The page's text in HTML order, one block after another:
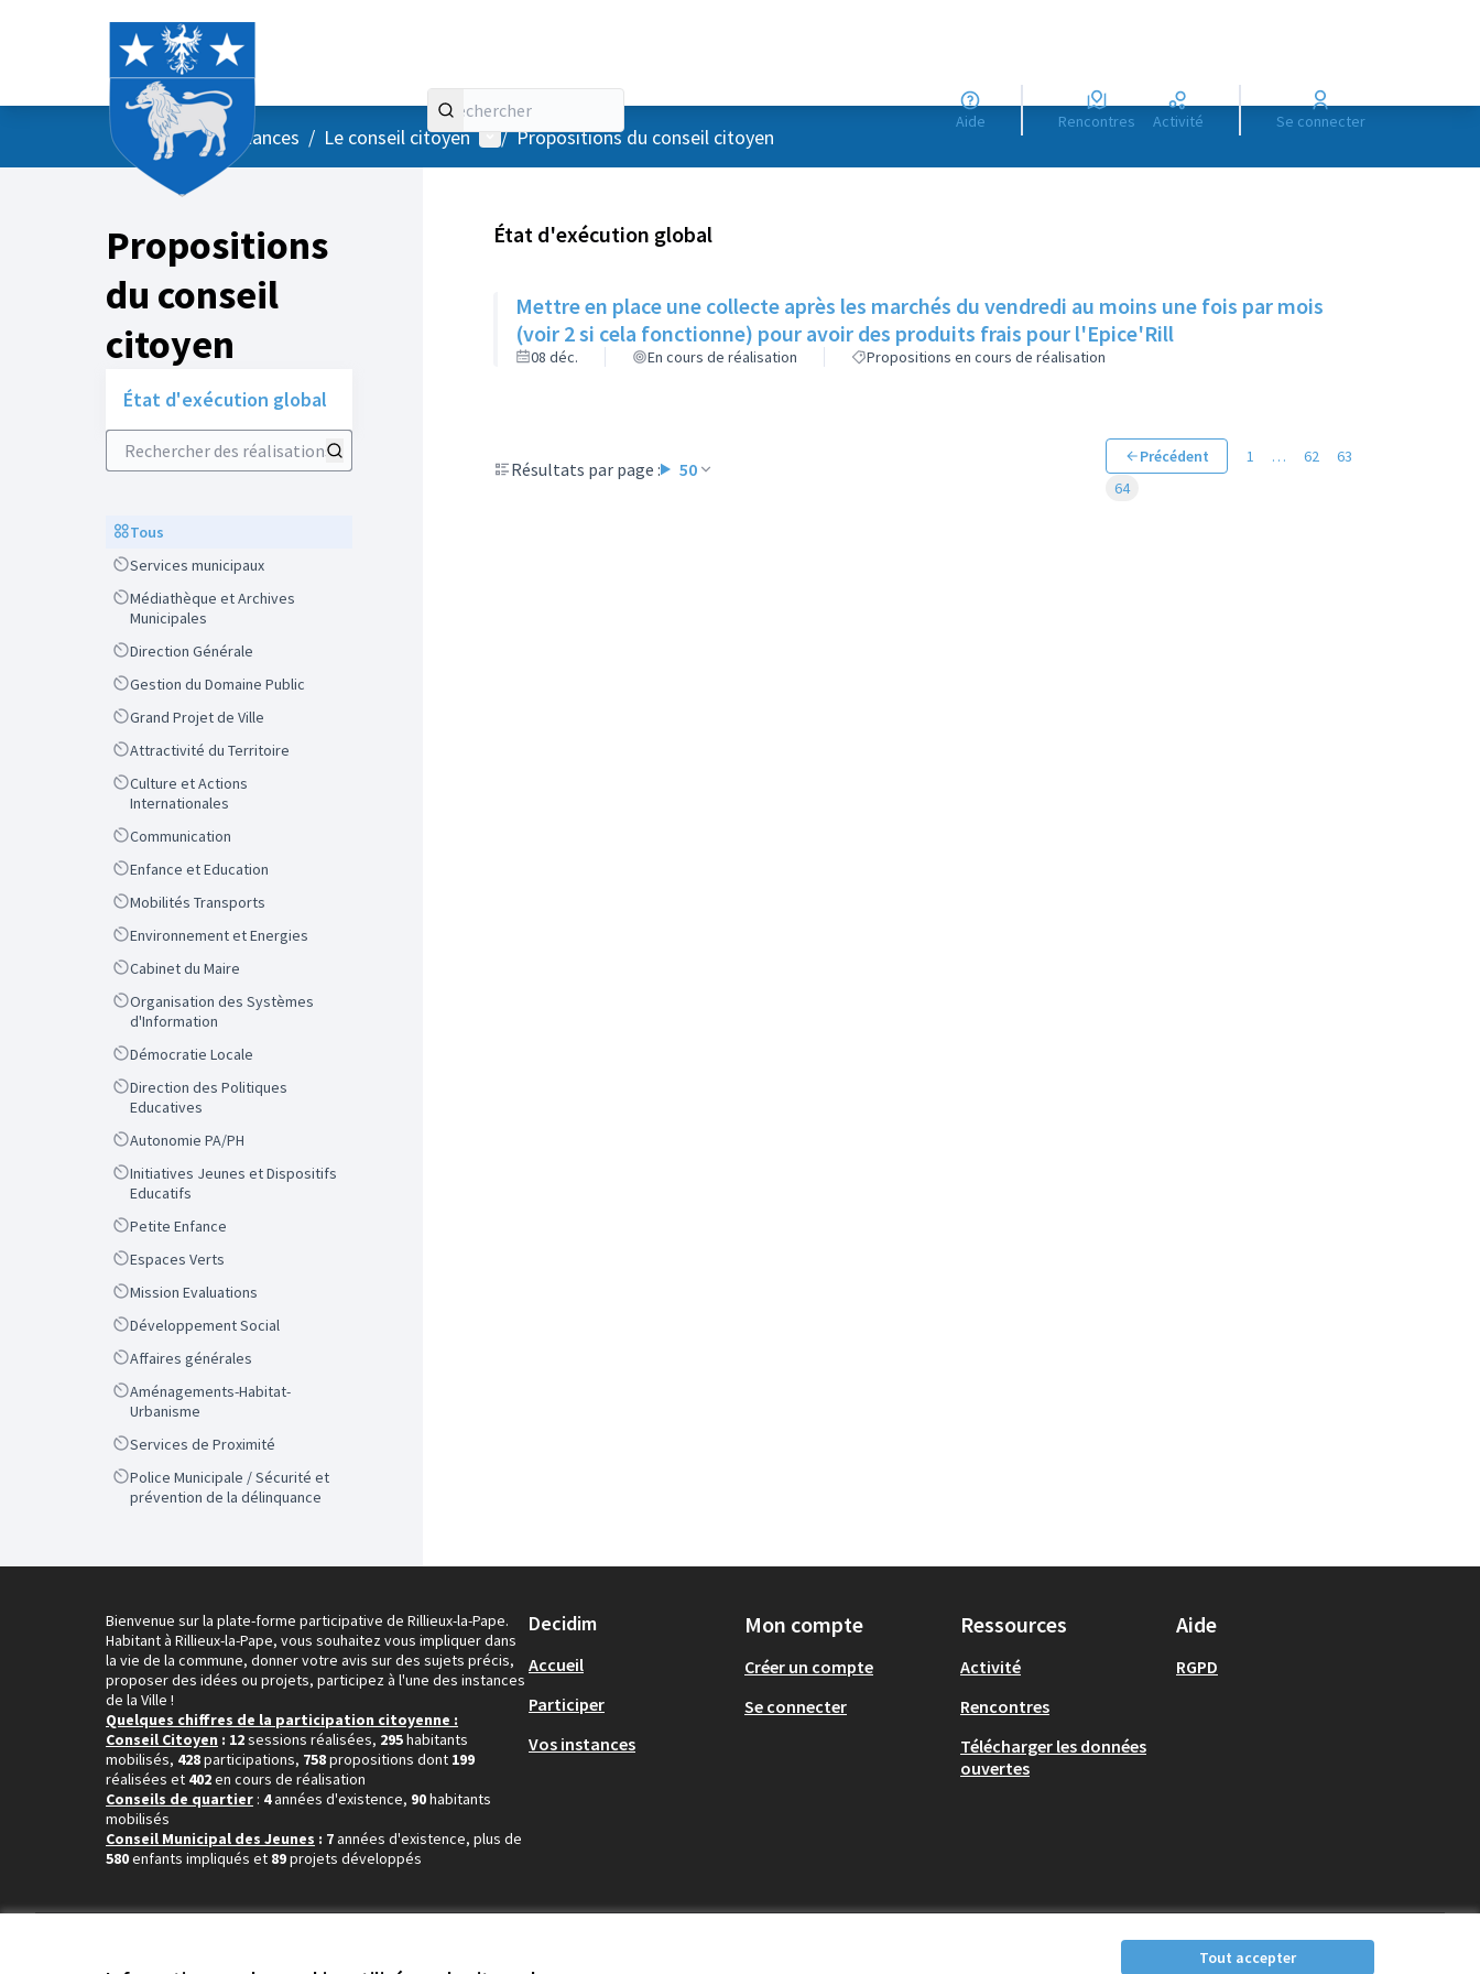
Tout accepter
Aide Rencontres Activité Se connecter
AccueilMenu principal
/ Vos instances / Le conseil citoyen Menu utilisateur
/ Propositions du conseil citoyen
Propositions
du conseil
citoyen
État d'exécution global
Rechercher des réalisations
ScopeTous
ScopeServices municipaux
Scope
Médiathèque et Archives
Municipales
ScopeDirection Générale
ScopeGestion du Domaine Public
ScopeGrand Projet de Ville
ScopeAttractivité du Territoire
Scope
Culture et Actions
Internationales
ScopeCommunication
ScopeEnfance et Education
ScopeMobilités Transports
ScopeEnvironnement et Energies
ScopeCabinet du Maire
Scope
Organisation des Systèmes
d'Information
ScopeDémocratie Locale
Scope
Direction des Politiques
Educatives
ScopeAutonomie PA/PH
Scope
Initiatives Jeunes et Dispositifs
Educatifs
ScopePetite Enfance
ScopeEspaces Verts
ScopeMission Evaluations
ScopeDéveloppement Social
ScopeAffaires générales
Scope
Aménagements-Habitat-
Urbanisme
ScopeServices de Proximité
Scope
Police Municipale / Sécurité et
prévention de la délinquance
État d'exécution global
Mettre en place une collecte après les marchés du vendredi au moins une fois par mois
(voir 2 si cela fonctionne) pour avoir des produits frais pour l'Epice'Rill
08 déc. En cours de réalisation Propositions en cours de réalisation
Résultats par page : 50
Précédent 1 … 62
63
64
Bienvenue sur la plate-forme participative de Rillieux-la-Pape.
Habitant à Rillieux-la-Pape, vous souhaitez vous impliquer dans
la vie de la commune, donner votre avis sur des sujets précis,
proposer des idées ou projets, participez à l'une des instances
de la Ville !
Quelques chiffres de la participation citoyenne :
Conseil Citoyen : 12sessions réalisées, 295habitants
mobilisés, 428participations, 758propositions dont 199
réalisées et 402en cours de réalisation
Conseils de quartier : 4années d'existence, 90habitants
mobilisés
Conseil Municipal des Jeunes : 7années d'existence, plus de
580enfants impliqués et 89projets développés
Decidim
Accueil
Participer
Vos instances
Mon compte
Créer un compte
Se connecter
Ressources
Activité
Rencontres
Télécharger les données
ouvertes
Aide
RGPD